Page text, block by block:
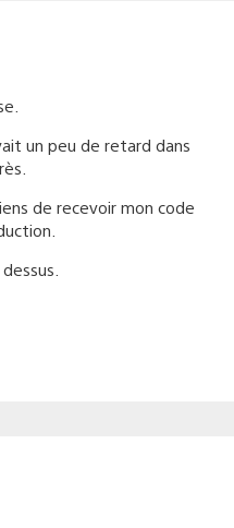
un peu de retard dans
de recevoir mon code